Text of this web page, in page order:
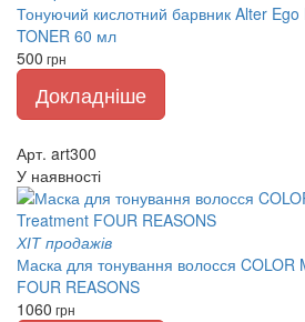
Тонуючий кислотний барвник Alter
TONER 60 мл
500 грн
Докладніше
Арт. art300
У наявності
ХІТ продажів
Маска для тонування волосся COLOR
FOUR REASONS
1060 грн